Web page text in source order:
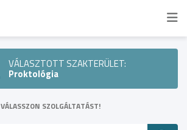
VÁLASZTOTT SZAKTERÜLET:
Proktológia
VÁLASSZON SZOLGÁLTATÁST!